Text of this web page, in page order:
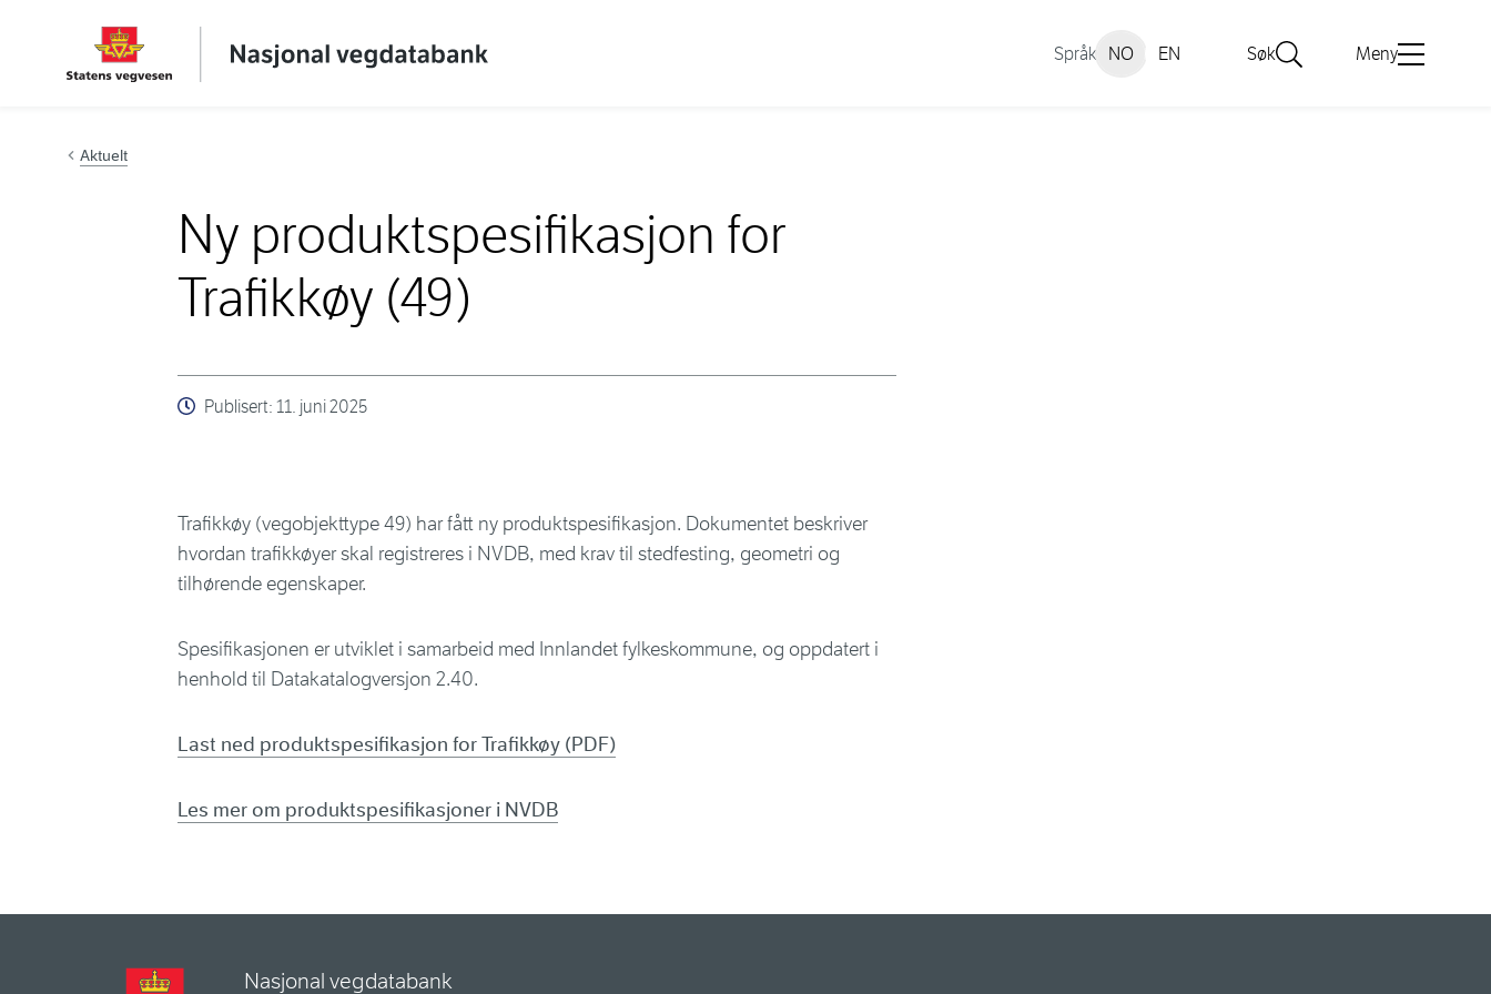
Hopp til innhold
Språk NO EN Søk Meny
Aktuelt
Ny produktspesifikasjon for
Trafikkøy (49)
Publisert: 11. juni 2025
Trafikkøy (vegobjekttype 49) har fått ny produktspesifikasjon. Dokumentet beskriver
hvordan trafikkøyer skal registreres i NVDB, med krav til stedfesting, geometri og
tilhørende egenskaper.
Spesifikasjonen er utviklet i samarbeid med Innlandet fylkeskommune, og oppdatert i
henhold til Datakatalogversjon 2.40.
Last ned produktspesifikasjon for Trafikkøy (PDF)
Les mer om produktspesifikasjoner i NVDB
Nasjonal vegdatabank